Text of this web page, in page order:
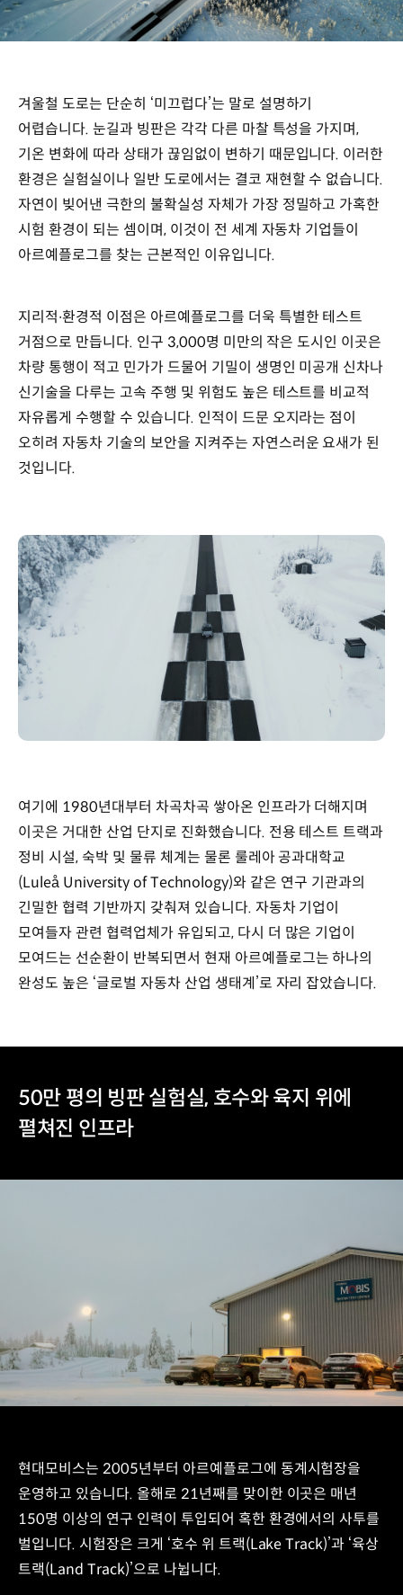
겨울철 도로는 단순히 ‘미끄럽다’는 말로 설명하기
어렵습니다. 눈길과 빙판은 각각 다른 마찰 특성을 가지며,
기온 변화에 따라 상태가 끊임없이 변하기 때문입니다. 이러한
환경은 실험실이나 일반 도로에서는 결코 재현할 수 없습니다.
자연이 빚어낸 극한의 불확실성 자체가 가장 정밀하고 가혹한
시험 환경이 되는 셈이며, 이것이 전 세계 자동차 기업들이
아르예플로그를 찾는 근본적인 이유입니다.
지리적∙환경적 이점은 아르예플로그를 더욱 특별한 테스트
거점으로 만듭니다. 인구 3,000명 미만의 작은 도시인 이곳은
차량 통행이 적고 민가가 드물어 기밀이 생명인 미공개 신차나
신기술을 다루는 고속 주행 및 위험도 높은 테스트를 비교적
자유롭게 수행할 수 있습니다. 인적이 드문 오지라는 점이
오히려 자동차 기술의 보안을 지켜주는 자연스러운 요새가 된
것입니다.
여기에 1980년대부터 차곡차곡 쌓아온 인프라가 더해지며
이곳은 거대한 산업 단지로 진화했습니다. 전용 테스트 트랙과
정비 시설, 숙박 및 물류 체계는 물론 룰레아 공과대학교
(Luleå University of Technology)와 같은 연구 기관과의
긴밀한 협력 기반까지 갖춰져 있습니다. 자동차 기업이
모여들자 관련 협력업체가 유입되고, 다시 더 많은 기업이
모여드는 선순환이 반복되면서 현재 아르예플로그는 하나의
완성도 높은 ‘글로벌 자동차 산업 생태계’로 자리 잡았습니다.
50만 평의 빙판 실험실, 호수와 육지 위에
펼쳐진 인프라
현대모비스는 2005년부터 아르예플로그에 동계시험장을
운영하고 있습니다. 올해로 21년째를 맞이한 이곳은 매년
150명 이상의 연구 인력이 투입되어 혹한 환경에서의 사투를
벌입니다. 시험장은 크게 ‘호수 위 트랙(Lake Track)’과 ‘육상
트랙(Land Track)’으로 나뉩니다.